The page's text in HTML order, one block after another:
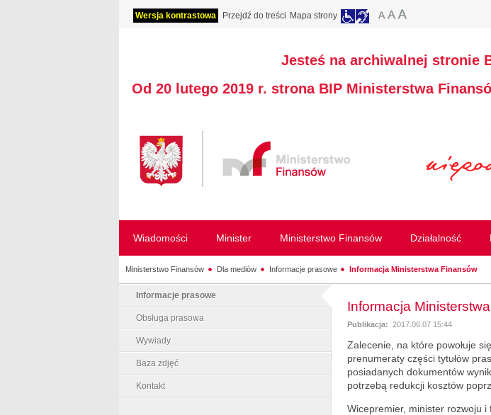
Wersja kontrastowa Przejdź do treści Mapa strony
Jesteś na archiwalnej stronie
Od 20 lutego 2019 r. strona BIP Ministerstwa
Wiadomości Minister Ministerstwo Finansów Działalność
Ministerstwo Finansów Dla mediów Informacje prasowe Informacja Ministerstwa Finansów
Informacje prasowe
Obsługa prasowa
Wywiady
Baza zdjęć
Kontakt
Informacja
Publikacja: 2017.06.07 15:44
Zalecenie, na które powołuje
prenumeraty części tytułów
posiadanych dokumentów
potrzebą redukcji kosztów
Wicepremier, minister rozwoju i